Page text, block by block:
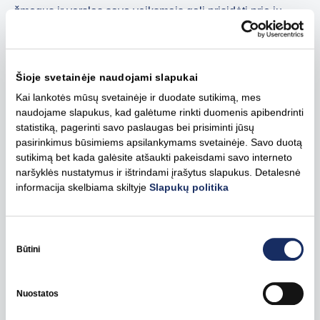
Šioje svetainėje naudojami slapukai
Kai lankotės mūsų svetainėje ir duodate sutikimą, mes
naudojame slapukus, kad galėtume rinkti duomenis apibendrinti
statistiką, pagerinti savo paslaugas bei prisiminti jūsų
pasirinkimus būsimiems apsilankymams svetainėje. Savo duotą
sutikimą bet kada galėsite atšaukti pakeisdami savo interneto
naršyklės nustatymus ir ištrindami įrašytus slapukus. Detalesnė
informacija skelbiama skiltyjeSlapukų politika
pasirinkimas
Būtini
Nuostatos
žmogus ir verslas savo veiksmais gali prisidėti prie jų
panašus į kitų europiečių. Pernai metų pabaigoje
Europos mastu tyrimų bendrovės „Norstat“ atlikta 26
Europos valstybių gyventojų apklausa parodė, kad du
trečdaliai europiečių teigiamai vertina saulės ir vėjo
elektrinių parkų vystymą.
Energetikos projektai – vertė bendruomenėms
„Glaudus santykių su bendruomenėmis, kurių artimoje
palaikymas – vienas pagrindinių darnios ir atsakingos
valdomi atsinaujinančios energijos projektai kurtų vertę
visam regionui, vietos bendruomenėms ir verslui. Mums